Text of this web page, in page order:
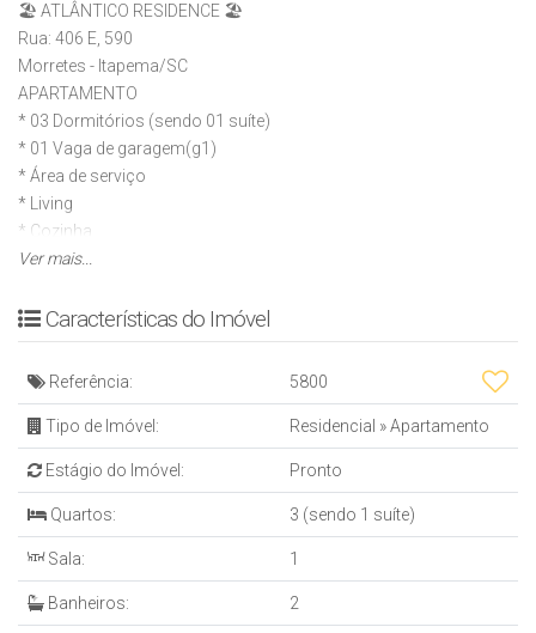
🏖️ ATLÂNTICO RESIDENCE 🏖️
Rua: 406 E, 590
Morretes - Itapema/SC
APARTAMENTO
* 03 Dormitórios (sendo 01 suíte)
* 01 Vaga de garagem(g1)
* Área de serviço
* Living
* Cozinha
* ⁠Banheiro social
* Piso porcelanato
* ⁠Acabamento em gesso
* ⁠20 Pavimentos
* ⁠04 Apartamentos por andar
- Hall decorado
- Interfone
- Portão eletrônico
- Coleta seletiva de lixo
ÁREA DE LAZER
Ver mais...
Características do Imóvel
Referência: 5800
Tipo de Imóvel: Residencial »Apartamento
Estágio do Imóvel: Pronto
Quartos: 3 (sendo 1 suíte)
Sala: 1
Banheiros: 2